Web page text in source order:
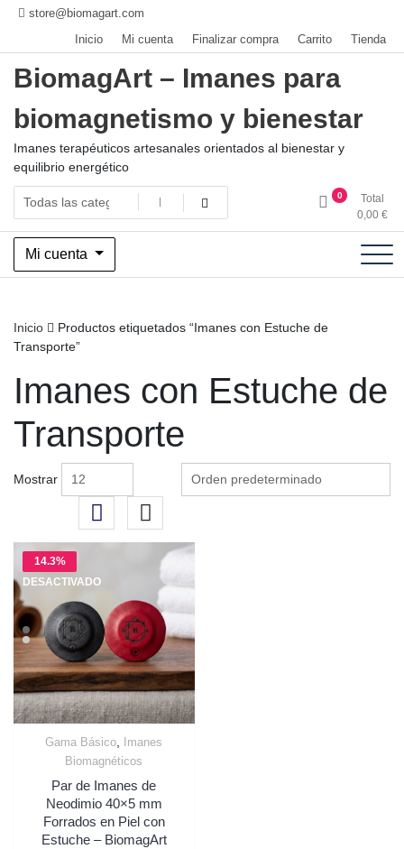
Saltarstore@biomagart.com
Inicio
Mi cuenta Finalizar compra Carrito Tienda
BiomagArt – Imanes para
biomagnetismo y bienestar
Imanes terapéuticos artesanales orientados al bienestar y
equilibrio energético
0
Total
0,00 €
Mi cuenta
Inicio
Productos etiquetados “Imanes con Estuche de
Transporte”
Imanes con Estuche de
Transporte
Mostrar
14.3%
DESACTIVADO
Quick View
Gama Básico Imanes
Biomagnéticos
Par de Imanes de
Neodimio 40×5 mm
Forrados en Piel con
Estuche – BiomagArt